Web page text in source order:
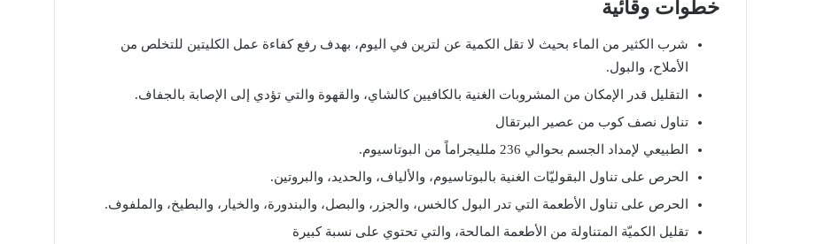
خطوات وقائية
شرب الكثير من الماء بحيث لا تقل الكمية عن لترين في اليوم، بهدف رفع كفاءة عمل الكليتين للتخلص من
الأملاح، والبول.
التقليل قدر الإمكان من المشروبات الغنية بالكافيين كالشاي، والقهوة والتي تؤدي إلى الإصابة بالجفاف.
تناول نصف كوب من عصير
البرتقال
الطبيعي لإمداد الجسم بحوالي ملليجراماً من البوتاسيوم.
الحرص على تناول البقوليّات الغنية بالبوتاسيوم، والألياف، والحديد، والبروتين.
الحرص على تناول الأطعمة التي تدر البول كالخس، والجزر، والبصل، والبندورة، والخيار، والبطيخ، والملفوف.
تقليل
الكميّة المتناولة من الأطعمة المالحة، والتي تحتوي على نسبة كبيرة